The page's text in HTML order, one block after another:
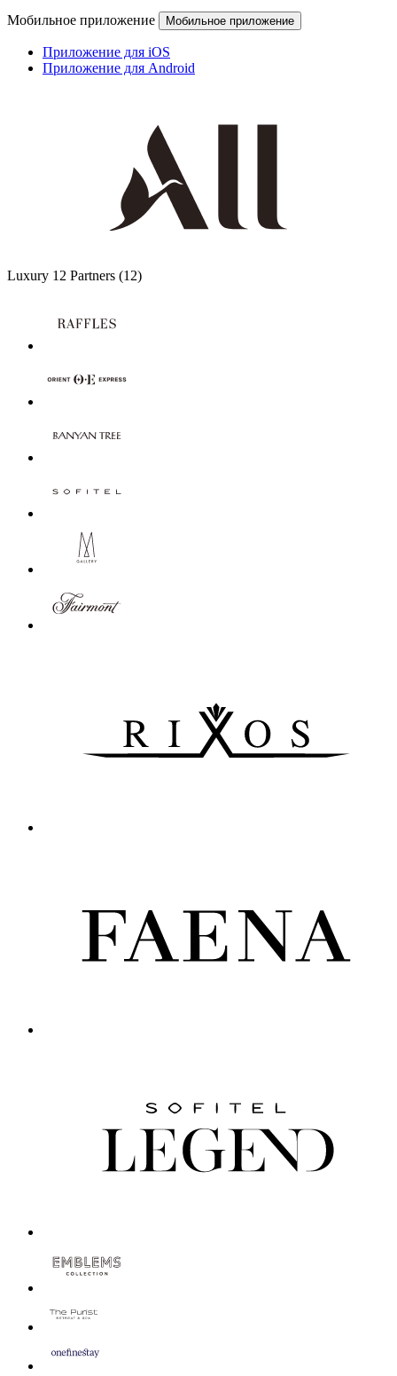
Мобильное приложение Мобильное приложение
Приложение для iOS
Приложение для Android
Luxury 12 Partners (12)